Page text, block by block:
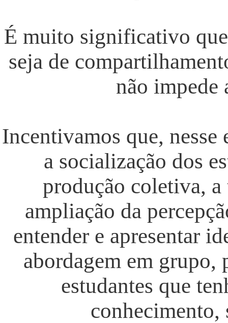
É muito significativo
seja de
não impede
Incentivamos que, nesse
a socialização dos
produção coletiva,
ampliação da
entender e apresentar
abordagem em grupo,
estudantes que
conhecimento,